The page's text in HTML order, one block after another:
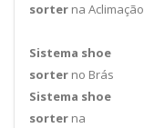
sorter na Aclimação
Sistema shoe
sorter no Brás
Sistema shoe
sorter na